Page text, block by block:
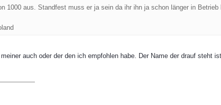
1000 aus. Standfest muss er ja sein da ihr ihn ja schon länger in Betrieb
auch oder der den ich empfohlen habe. Der Name der drauf steht